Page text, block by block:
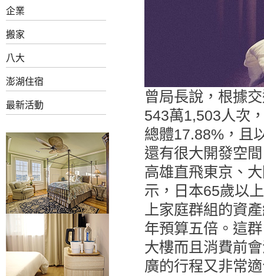
企業
搬家
八大
澎湖住宿
最新活動
曾局長說，根據
543萬1,503人次
總體17.88%，且
還有很大開發空
高雄直飛東京、
示，日本65歲以
上家庭群組的資
年預算五倍。這
大樓而且消費前
廣的行程又非常